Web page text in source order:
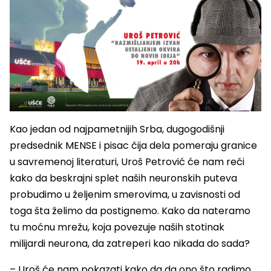
Kao jedan od najpametnijih Srba, dugogodišnji
predsednik MENSE i pisac čija dela pomeraju granice
u savremenoj literaturi, Uroš Petrović će nam reći
kako da beskrajni splet naših neuronskih puteva
probudimo u željenim smerovima, u zavisnosti od
toga šta želimo da postignemo. Kako da nateramo
tu moćnu mrežu, koja povezuje naših stotinak
milijardi neurona, da zatreperi kao nikada do sada?